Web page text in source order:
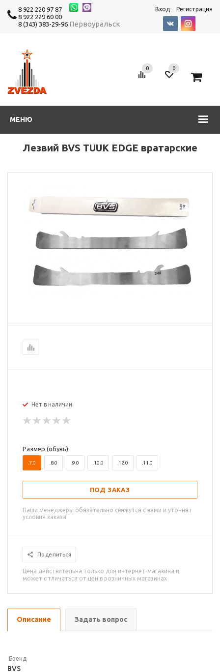
8 922 220 97 87
8 922 229 60 00
8 (343) 383-29-96 Первоуральск
Вход Регистрация
МЕНЮ
0 0
Лезвий BVS TUUK EDGE вратарские
Нет в наличии
Размер (обувь)
.7.0 .8.0 .9.0 .10.0 .12.0 .11.0
ПОД ЗАКАЗ
Наши менеджеры обязательно свяжутся с вами и уточнят
условия заказа
Поделиться
Цена действительна только для интернет-магазина и
может отличаться от цен в розничных магазинах
Описание Задать вопрос
.Бренд
BVS